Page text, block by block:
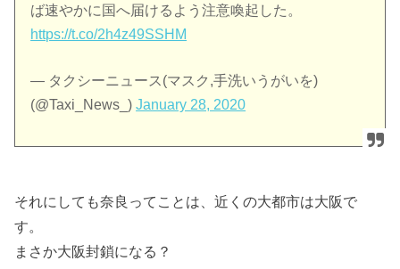
ば速やかに国へ届けるよう注意喚起した。
https://t.co/2h4z49SSHM
— タクシーニュース(マスク,手洗いうがいを)
(@Taxi_News_)January 28, 2020
それにしても奈良ってことは、近くの大都市は大阪で
す。
まさか大阪封鎖になる？